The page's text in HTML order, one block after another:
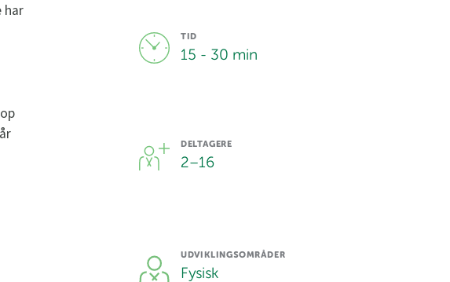
har
TID
15 - 30 min
DELTAGERE
2–16
UDVIKLINGSOMRÅDER
Fysisk